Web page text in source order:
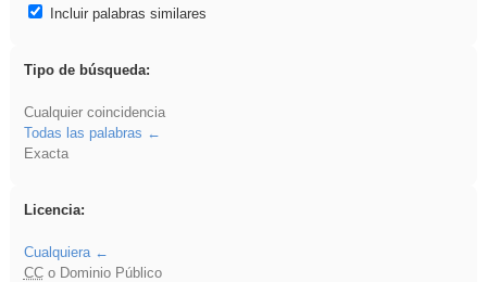
Incluir palabras similares
Tipo de búsqueda:
Cualquier coincidencia
Todas las palabras
Exacta
Licencia:
Cualquiera
CCo Dominio Público